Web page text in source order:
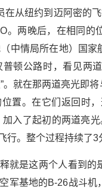
在从纽约到迈阿密的
。两晚后，在相同的
中情局所在地）国
顿公路时，看见两
。就在那两道亮光即
置。在它们返回时
入了起初的两道亮
。整个过程持续了3
就是这两个人看到
军基地的B-26战斗机